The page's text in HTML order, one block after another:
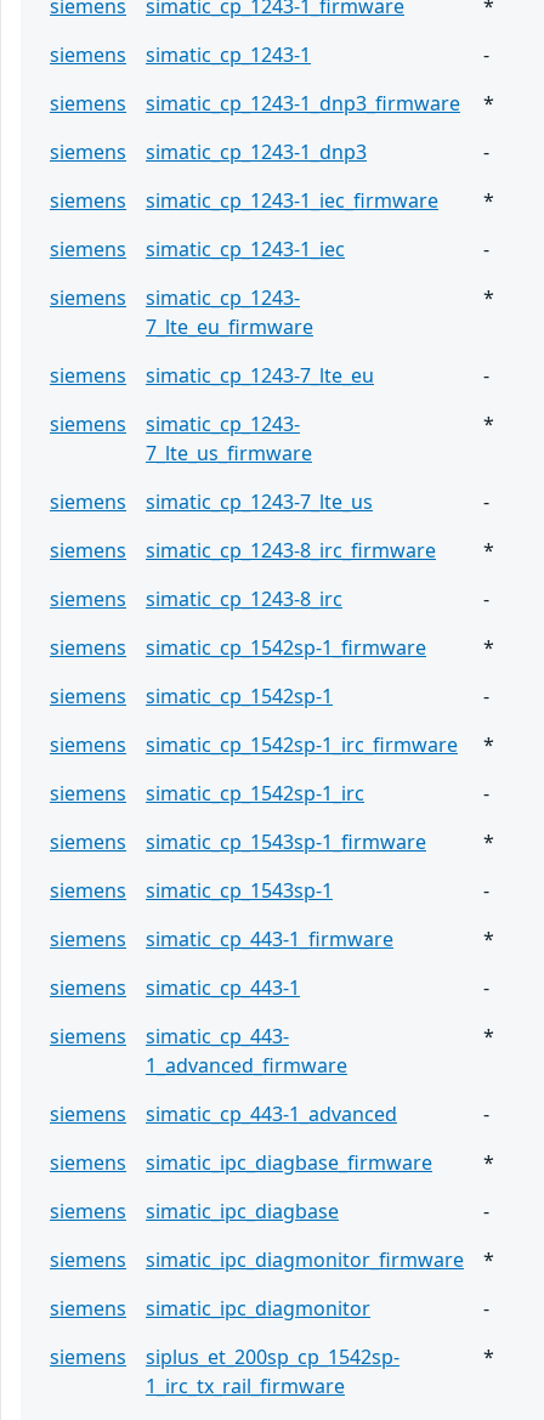
siemens simatic_cp_1243-1_firmware
*
siemens
simatic_cp_1243-1
-
siemens
simatic_cp_1243-1_dnp3_firmware
*
siemens
simatic_cp_1243-1_dnp3
-
siemens
simatic_cp_1243-1_iec_firmware
*
siemens
simatic_cp_1243-1_iec
-
siemens
simatic_cp_1243-
7_lte_eu_firmware
*
siemens simatic_cp_1243-7_lte_eu
-
siemens
simatic_cp_1243-
7_lte_us_firmware
*
siemens simatic_cp_1243-7_lte_us
-
siemens
simatic_cp_1243-8_irc_firmware
*
siemens
simatic_cp_1243-8_irc
-
siemens
simatic_cp_1542sp-1_firmware
*
siemens
simatic_cp_1542sp-1
-
siemens
simatic_cp_1542sp-1_irc_firmware
*
siemens
simatic_cp_1542sp-1_irc
-
siemens
simatic_cp_1543sp-1_firmware
*
siemens
simatic_cp_1543sp-1
-
siemens
simatic_cp_443-1_firmware
*
siemens
simatic_cp_443-1
-
siemens
simatic_cp_443-
1_advanced_firmware
*
siemens simatic_cp_443-1_advanced
-
siemens
simatic_ipc_diagbase_firmware
*
siemens
simatic_ipc_diagbase
-
siemens
simatic_ipc_diagmonitor_firmware
*
siemens
simatic_ipc_diagmonitor
-
siemens
siplus_et_200sp_cp_1542sp-
1_irc_tx_rail_firmware
*